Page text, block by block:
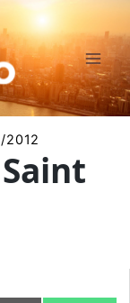
2012